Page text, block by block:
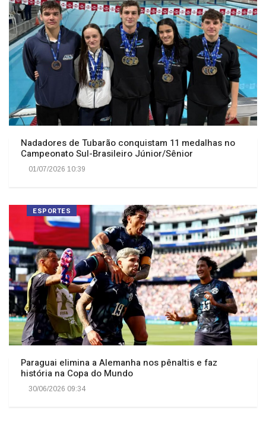
Nadadores de Tubarão conquistam 11 medalhas no
Campeonato Sul-Brasileiro Júnior/Sênior
01/07/2026 10:39
ESPORTES
Paraguai elimina a Alemanha nos pênaltis e faz
história na Copa do Mundo
30/06/2026 09:34